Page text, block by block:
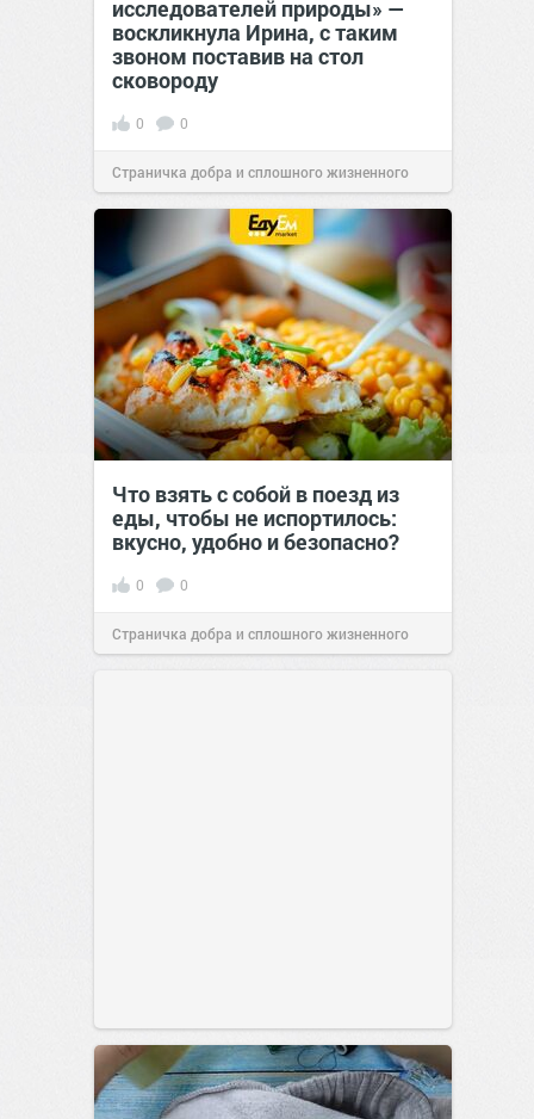
исследователей природы» —
воскликнула Ирина, с таким
звоном поставив на стол
сковороду
0 0
Страничка добра и сплошного жизненного
позитива!00:2807 авг 2026
Что взять с собой в поезд из
еды, чтобы не испортилось:
вкусно, удобно и безопасно?
0 0
Страничка добра и сплошного жизненного